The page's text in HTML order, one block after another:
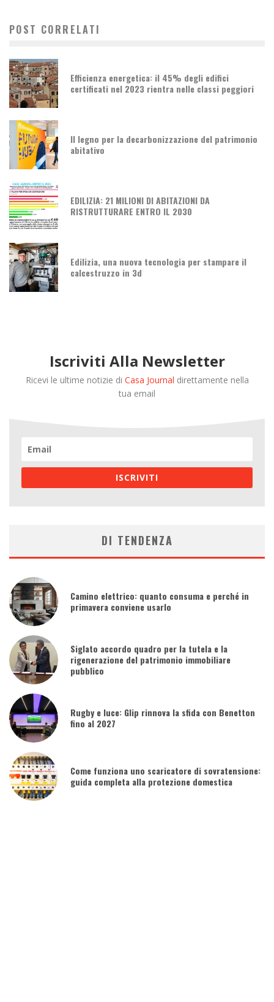
POST CORRELATI
Efficienza energetica: il 45% degli edifici
certificati nel 2023 rientra nelle classi peggiori
Il legno per la decarbonizzazione del patrimonio
abitativo
EDILIZIA: 21 MILIONI DI ABITAZIONI DA
RISTRUTTURARE ENTRO IL 2030
Edilizia, una nuova tecnologia per stampare il
calcestruzzo in 3d
Iscriviti Alla Newsletter
Ricevi le ultime notizie di Casa Journal direttamente nella
tua email
ISCRIVITI
DI TENDENZA
Camino elettrico: quanto consuma e perché in
primavera conviene usarlo
Siglato accordo quadro per la tutela e la
rigenerazione del patrimonio immobiliare
pubblico
Rugby e luce: Glip rinnova la sfida con Benetton
fino al 2027
Come funziona uno scaricatore di sovratensione:
guida completa alla protezione domestica